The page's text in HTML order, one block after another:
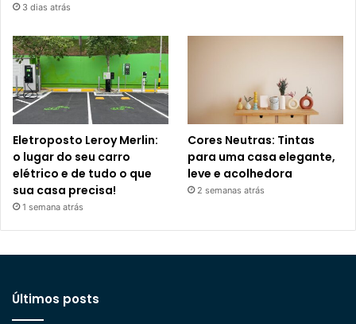
3 dias atrás
Eletroposto Leroy Merlin:
o lugar do seu carro
elétrico e de tudo o que
sua casa precisa!
1 semana atrás
Cores Neutras: Tintas
para uma casa elegante,
leve e acolhedora
2 semanas atrás
Últimos posts